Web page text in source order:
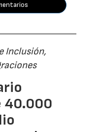
Inclusión,
40.000